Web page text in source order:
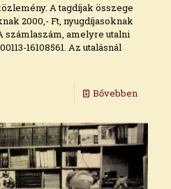
A tagdíjak összege
2000,- Ft, nyugdíjasoknak
számlaszám, amelyre utalni
16108561. Az utalásnál
Bővebben